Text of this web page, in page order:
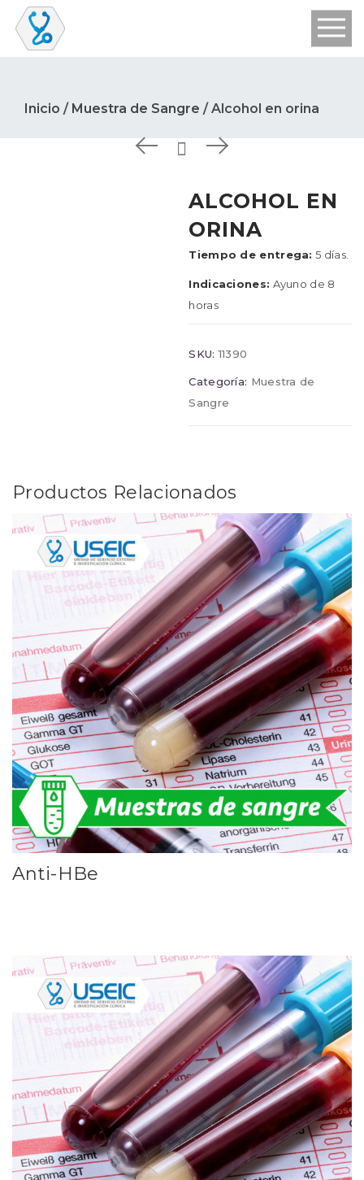
Inicio / Muestra de Sangre / Alcohol en orina
ALCOHOL EN
ORINA
Tiempo de entrega: 5 días.
Indicaciones: Ayuno de 8
horas
SKU:11390
Categoría: Muestra de
Sangre
Productos Relacionados
Anti-HBe